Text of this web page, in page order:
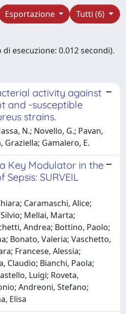
Tutti (6)
Esportazione
esecuzione: 0.012 secondi).
activity against
and -susceptible
strains.
N.; Novello, G.; Pavan,
Graziella; Gamalero, E.
Key Modulator in the
SURVEIL
Caramaschi, Alice;
Mellai, Marta;
Andrea; Bottino, Paolo;
Bonato, Valeria; Vaschetto,
Francese, Alessia;
Claudio; Bianchi, Paola;
Luigi; Roveta,
Andreoni, Stefano;
Elisa